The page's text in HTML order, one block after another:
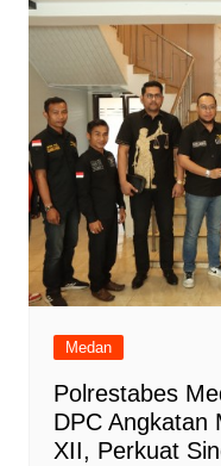
Medan
Polrestabes
DPC Angkatan
XII, Perkuat